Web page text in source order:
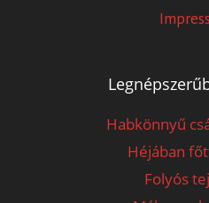
Habkönnyű
Héjában
Folyós